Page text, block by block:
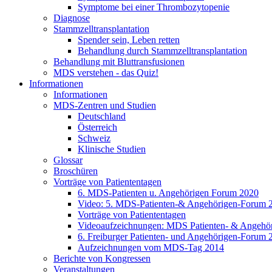
Symptome bei einer Thrombozytopenie
Diagnose
Stammzelltransplantation
Spender sein, Leben retten
Behandlung durch Stammzelltransplantation
Behandlung mit Bluttransfusionen
MDS verstehen - das Quiz!
Informationen
Informationen
MDS-Zentren und Studien
Deutschland
Österreich
Schweiz
Klinische Studien
Glossar
Broschüren
Vorträge von Patiententagen
6. MDS-Patienten u. Angehörigen Forum 2020
Video: 5. MDS-Patienten-& Angehörigen-Forum
Vorträge von Patiententagen
Videoaufzeichnungen: MDS Patienten- &
6. Freiburger Patienten- und Angehörigen-Forum
Aufzeichnungen vom MDS-Tag 2014
Berichte von Kongressen
Veranstaltungen